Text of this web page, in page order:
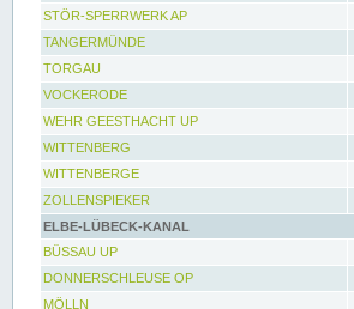
STÖR-SPERRWERK AP
TANGERMÜNDE
TORGAU
VOCKERODE
WEHR GEESTHACHT UP
WITTENBERG
WITTENBERGE
ZOLLENSPIEKER
ELBE-LÜBECK-KANAL
BÜSSAU UP
DONNERSCHLEUSE OP
MÖLLN